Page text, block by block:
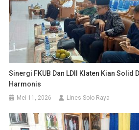
Sinergi FKUB Dan LDII Klaten Kian Solid
Harmonis
Mei 11, 2026 Lines Solo Raya